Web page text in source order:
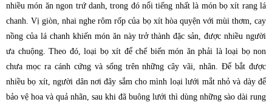
nhiều món ăn ngon trứ danh, trong đó nổi tiếng nhất là món bọ xít rang lá
chanh. Vị giòn, nhai nghe rôm rốp của bọ xít hòa quyện với mùi thơm, cay
nồng của lá chanh khiến món ăn này trở thành đặc sản, được nhiều người
ưa chuộng. Theo đó, loại bọ xít để chế biến món ăn phải là loại bọ non
chưa mọc ra cánh cứng và sống trên những cây vãi, nhãn. Để bắt được
nhiều bọ xít, người dân nơi đây sắm cho mình loại lưới mắt nhỏ và dày để
bảo vệ hoa và quả nhãn, sau khi đã buông lưới thì dùng những sào dài rung